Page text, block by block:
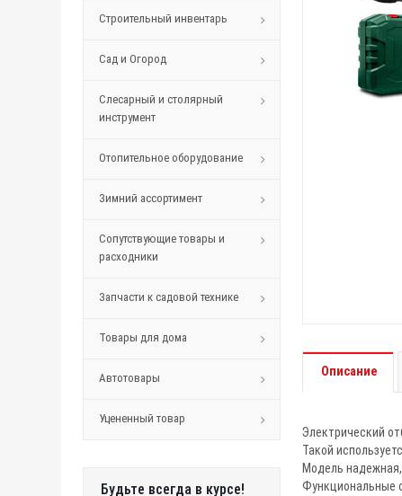
Строительный инвентарь
Сад и Огород
Слесарный и столярный
инструмент
Отопительное оборудование
Зимний ассортимент
Сопутствующие товары и
расходники
Запчасти к садовой технике
Товары для дома
Автотовары
Уцененный товар
Будьте всегда в курсе!
Описание
Электрический
Такой
Модель
Функциональные